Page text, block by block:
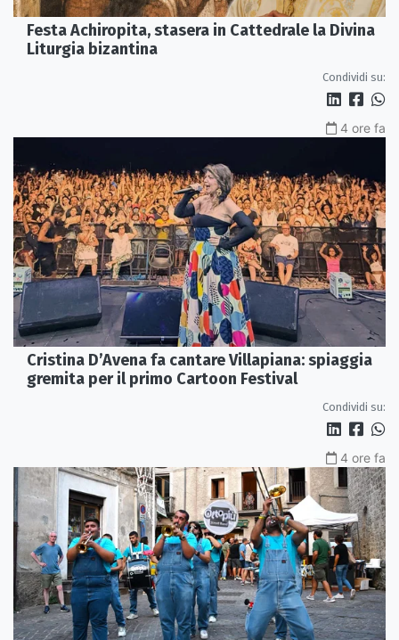
Festa Achiropita, stasera in Cattedrale la Divina
Liturgia bizantina
Condividi su:
4 ore fa
Cristina D’Avena fa cantare Villapiana: spiaggia
gremita per il primo Cartoon Festival
Condividi su:
4 ore fa